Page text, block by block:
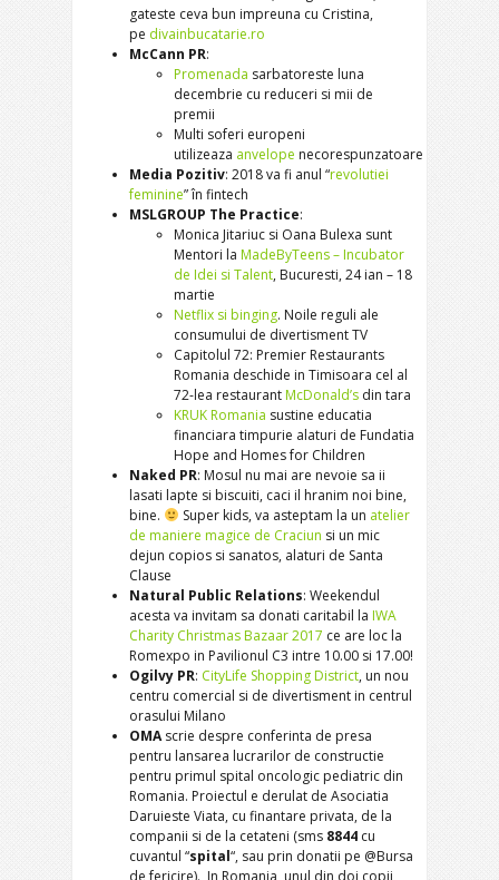
gateste ceva bun impreuna cu Cristina,
pe divainbucatarie.ro
McCann PR:
Promenada sarbatoreste luna
decembrie cu reduceri si mii de
premii
Multi soferi europeni
utilizeaza anvelope necorespunzatoare
Media Pozitiv: 2018 va fi anul “revolutiei
feminine” în fintech
MSLGROUP The Practice:
Monica Jitariuc si Oana Bulexa sunt
Mentori la MadeByTeens – Incubator
de Idei si Talent, Bucuresti, 24 ian – 18
martie
Netflix si binging. Noile reguli ale
consumului de divertisment TV
Capitolul 72: Premier Restaurants
Romania deschide in Timisoara cel al
72-lea restaurantMcDonald’s din tara
KRUK Romania sustine educatia
financiara timpurie alaturi de Fundatia
Hope and Homes for Children
Naked PR: Mosul nu mai are nevoie sa ii
lasati lapte si biscuiti, caci il hranim noi bine,
bine.
Super kids, va asteptam la un atelier
de maniere magice de Craciun si un mic
dejun copios si sanatos, alaturi de Santa
Clause
Natural Public Relations: Weekendul
acesta va invitam sa donati caritabil la IWA
Charity Christmas Bazaar 2017 ce are loc la
Romexpo in Pavilionul C3 intre 10.00 si 17.00!
Ogilvy PR: CityLife Shopping District, un nou
centru comercial si de divertisment in centrul
orasului Milano
OMAscrie despre conferinta de presa
pentru lansarea lucrarilor de constructie
pentru primul spital oncologic pediatric din
Romania. Proiectul e derulat de Asociatia
Daruieste Viata, cu finantare privata, de la
companii si de la cetateni (sms 8844 cu
cuvantul “spital“, sau prin donatii pe @Bursa
de fericire). In Romania, unul din doi copii